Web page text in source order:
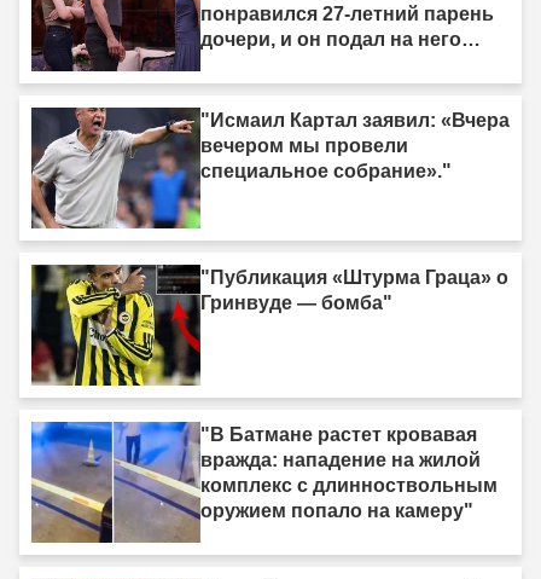
понравился 27-летний парень
дочери, и он подал на него
"Исмаил Картал заявил: «Вчера
вечером мы провели
специальное собрание»."
"Публикация «Штурма Граца» о
Гринвуде — бомба"
"В Батмане растет кровавая
вражда: нападение на жилой
комплекс с длинноствольным
оружием попало на камеру"